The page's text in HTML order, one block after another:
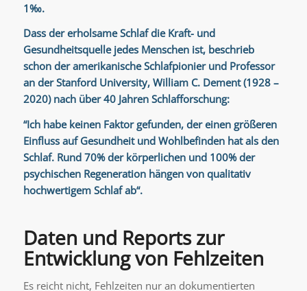
1‰.
Dass der erholsame Schlaf die Kraft- und
Gesundheitsquelle jedes Menschen ist, beschrieb
schon der amerikanische Schlafpionier und Professor
an der Stanford University, William C. Dement (1928 –
2020) nach über 40 Jahren Schlafforschung:
“Ich habe keinen Faktor gefunden, der einen größeren
Einfluss auf Gesundheit und Wohlbefinden hat als den
Schlaf. Rund 70% der körperlichen und 100% der
psychischen Regeneration hängen von qualitativ
hochwertigem Schlaf ab“.
Daten und Reports zur
Entwicklung von Fehlzeiten
Es reicht nicht, Fehlzeiten nur an dokumentierten